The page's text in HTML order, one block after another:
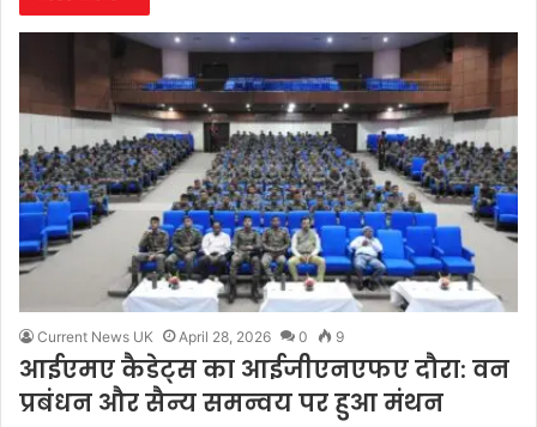
Current News UK April 28, 2026 0 9
आईएमए कैडेट्स का आईजीएनएफए दौरा: वन
प्रबंधन और सैन्य समन्वय पर हुआ मंथन